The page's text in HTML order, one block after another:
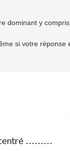
dominant y
si votre réponse